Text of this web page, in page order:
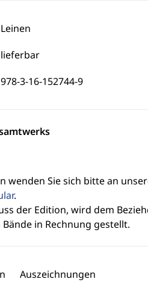
Leinen
lieferbar
978-3-16-152744-9
wenden Sie sich bitte an
.
der Edition, wird dem
in Rechnung gestellt.
Auszeichnungen